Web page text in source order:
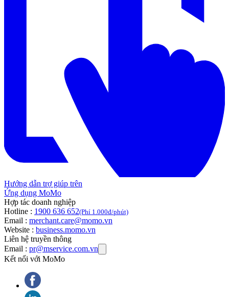
Hướng dẫn trợ giúp trên
Ứng dụng MoMo
Hợp tác doanh nghiệp
Hotline : 1900 636 652(Phí 1.000đ/phút)
Email : merchant.care@momo.vn
Website : business.momo.vn
Liên hệ truyền thông
Email : pr@mservice.com.vn
Kết nối với MoMo